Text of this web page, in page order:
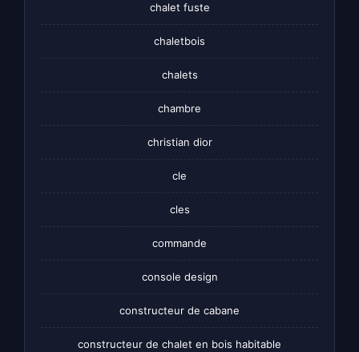
chalet fuste
chaletbois
chalets
chambre
christian dior
cle
cles
commande
console design
constructeur de cabane
constructeur de chalet en bois habitable